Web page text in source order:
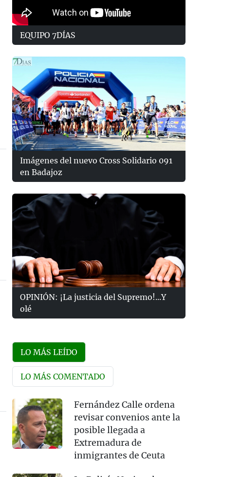
EQUIPO 7DÍAS
Imágenes del nuevo Cross Solidario 091
en Badajoz
OPINIÓN: ¡La justicia del Supremo!...Y
olé
LO MÁS LEÍDO
LO MÁS COMENTADO
Fernández Calle ordena
revisar convenios ante la
posible llegada a
Extremadura de
inmigrantes de Ceuta